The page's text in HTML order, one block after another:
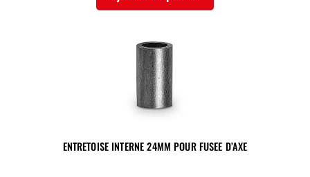
ENTRETOISE INTERNE 24MM POUR FUSEE D’AXE